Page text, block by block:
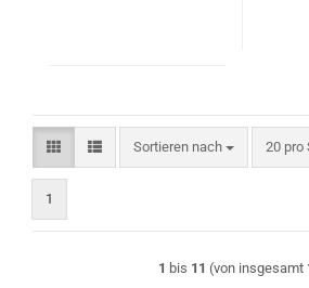
Sortieren nach
Sortieren nach 20 pro
pro
1
1 bis 11 (von insgesamt